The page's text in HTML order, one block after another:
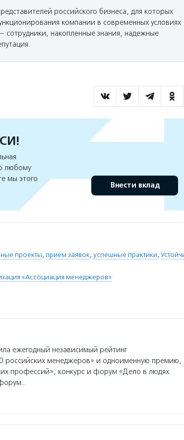
российского бизнеса, для которых
компании в современных условиях
сотрудники, накопленные знания, надежные
любому
мы этого
Внести вклад
проекты, прием заявок, успешные практики,
«Ассоциация менеджеров»
ежегодный независимый рейтинг
российских менеджеров» и одноименную премию,
профессий», конкурс и форум «Дело в людях: